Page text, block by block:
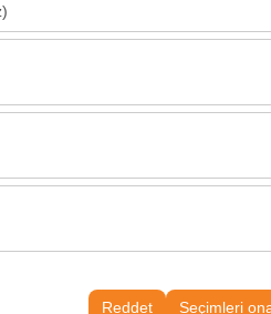
yönetimi ve temel işlevler için
en çok ziyaret edilen sayfalar,
ölçmek ve kullanıcı deneyimini
göstermemize ve reklam
tanır.
kullanılır.
Reddet Seçimleri